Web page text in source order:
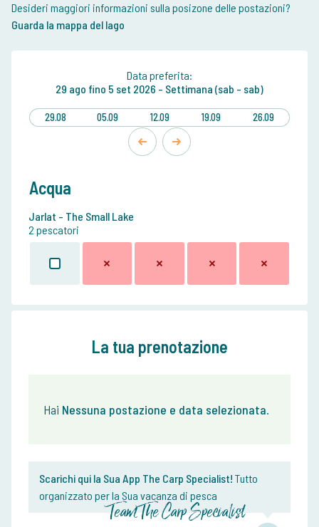
Desideri maggiori informazioni sulla posizone delle postazioni?
Guarda la mappa del lago
Data preferita:
29 ago fino 5 set 2026 - Settimana (sab - sab)
29.08 05.09 12.09 19.09 26.09
Acqua
Jarlat - The Small Lake
2 pescatori
La tua prenotazione
Hai Nessuna postazione e data selezionata.
Scarichi qui la Sua App The Carp Specialist! Tutto
organizzato per la Sua vacanza di pesca
Team The Carp Specialist